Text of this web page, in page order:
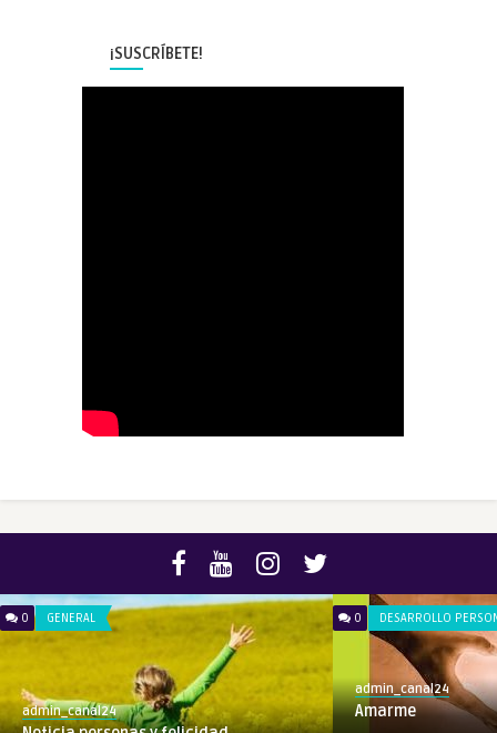
¡SUSCRÍBETE!
0 GENERAL
admin_canal24
0 DESARROLLO
admin_canal24
Amarme